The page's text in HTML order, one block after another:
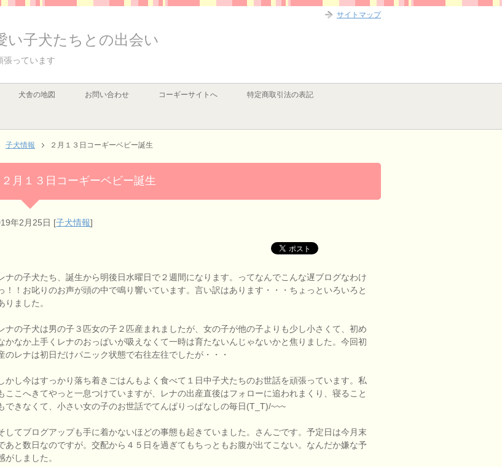
い子犬たちとの出会い
張っています
犬舎の地図 お問い合わせ コーギーサイトへ 特定商取引法の表記
子犬情報 ２月１３日コーギーベビー誕生
２月１３日コーギーベビー誕生
年2月25日 [子犬情報]
ナの子犬たち、誕生から明後日水曜日で２週間になります。ってなんでこんな遅ブログなわけ
！！お叱りのお声が頭の中で鳴り響いています。言い訳はあります・・・ちょっといろいろと
りました。
ナの子犬は男の子３匹女の子２匹産まれましたが、女の子が他の子よりも少し小さくて、初め
かなか上手くレナのおっぱいが吸えなくて一時は育たないんじゃないかと焦りました。今回初
のレナは初日だけパニック状態で右往左往でしたが・・・
かし今はすっかり落ち着きごはんもよく食べて１日中子犬たちのお世話を頑張っています。私
ここへきてやっと一息つけていますが、レナの出産直後はフォローに追われまくり、寝ること
できなくて、小さい女の子のお世話でてんぱりっぱなしの毎日(T_T)/~~~
してブログアップも手に着かないほどの事態も起きていました。さんごです。予定日は今月末
あと数日なのですが。交配から４５日を過ぎてもちっともお腹が出てこない。なんだか嫌な予
がしました。
サイトマップ